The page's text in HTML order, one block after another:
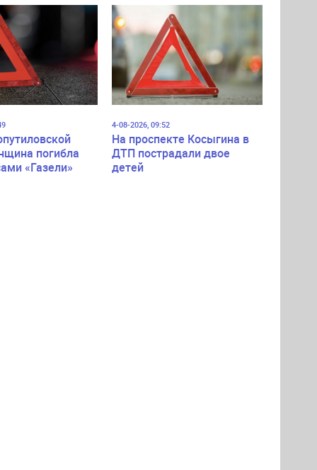
погибла
«Газели»
4-08-2026, 09:52
На проспекте Косыгина в
ДТП пострадали двое
детей